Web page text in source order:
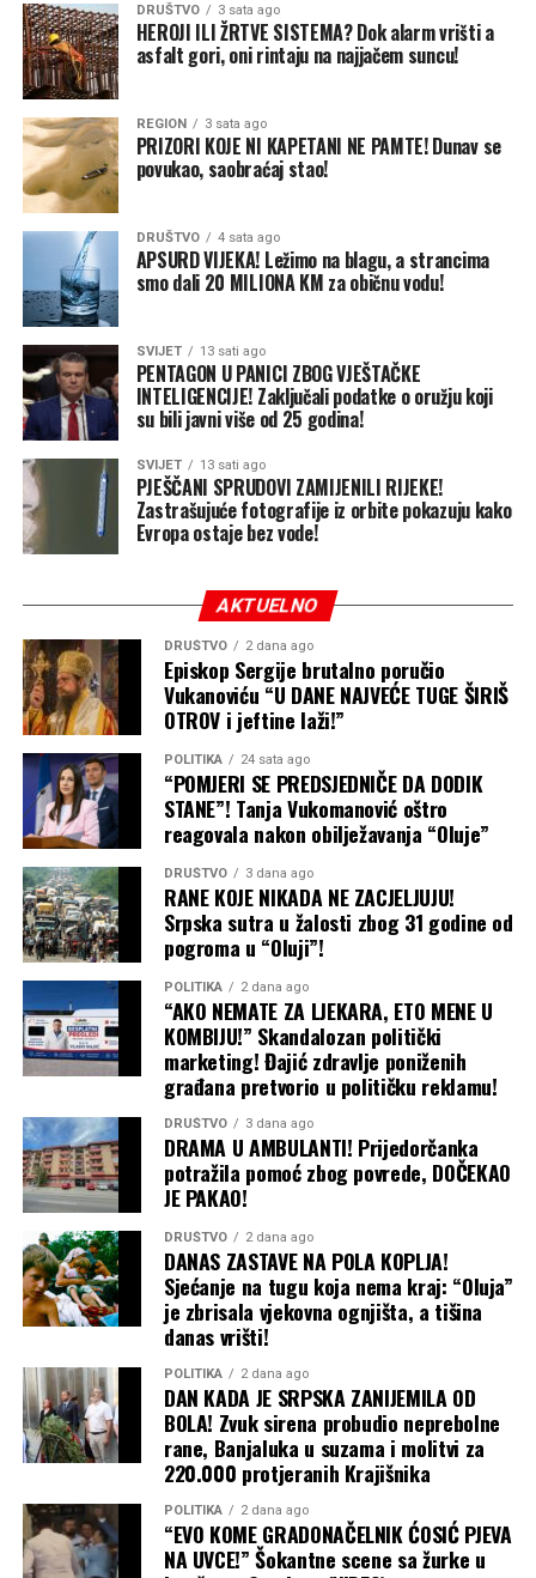
Ujedno se zahvalio Turkiju Alalšiku, glavnom čovjeku
ovog turnira, na pozivu da i ove godine bude dio
egzibicije.
Proteklih godina teniseri su samo za učešće dobijali1,5
miliona dolara
, dok je nagrada za pobjednika iznosila
čakšest miliona dolara..
Siner ga oba puta zaustavio u
polufinalu
Đoković je prethodne dvije godine gubio u polufinalima
ove egzibicije, a oba puta bolji je bio Janik Siner.,
prenosiNova.rs
Ipak, 2024. godine savladao je Rafaela Nadala u meču za
treće mjesto, dok je prošle godine predao duel za bronzu
Tejloru Fricu.
Zanimljivo je da se Karlos Alkaraz još nije u potpunosti
oporavio od povrede ručnog zgloba, ali je njegovo učešće
na turniru u Saudijskoj Arabiji ipak potvrđeno. Na
glavnom promotivnom posteru upravo su Alkaraz i
Đoković u prvom planu.
DRUŠTVO 3 sata ago
HEROJI ILI ŽRTVE SISTEMA? Dok alarm vrišti a
asfalt gori, oni rintaju na najjačem suncu!
REGION 3 sata ago
PRIZORI KOJE NI KAPETANI NE PAMTE! Dunav se
povukao, saobraćaj stao!
DRUŠTVO 4 sata ago
APSURD VIJEKA! Ležimo na blagu, a strancima
smo dali 20 MILIONA KM za običnu vodu!
SVIJET 13 sati ago
PENTAGON U PANICI ZBOG VJEŠTAČKE
INTELIGENCIJE! Zaključali podatke o oružju koji
su bili javni više od 25 godina!
SVIJET 13 sati ago
PJEŠČANI SPRUDOVI ZAMIJENILI RIJEKE!
Zastrašujuće fotografije iz orbite pokazuju kako
Evropa ostaje bez vode!
AKTUELNO
DRUŠTVO 2 dana ago
Episkop Sergije brutalno poručio
Vukanoviću “U DANE NAJVEĆE TUGE ŠIRIŠ
OTROV i jeftine laži!”
POLITIKA 24 sata ago
“POMJERI SE PREDSJEDNIČE DA DODIK
STANE”! Tanja Vukomanović oštro
reagovala nakon obilježavanja “Oluje”
DRUŠTVO 3 dana ago
RANE KOJE NIKADA NE ZACJELJUJU!
Srpska sutra u žalosti zbog 31 godine od
pogroma u “Oluji”!
POLITIKA 2 dana ago
“AKO NEMATE ZA LJEKARA, ETO MENE U
KOMBIJU!” Skandalozan politički
marketing! Đajić zdravlje poniženih
građana pretvorio u političku reklamu!
DRUŠTVO 3 dana ago
DRAMA U AMBULANTI! Prijedorčanka
potražila pomoć zbog povrede, DOČEKAO
JE PAKAO!
DRUŠTVO 2 dana ago
DANAS ZASTAVE NA POLA KOPLJA!
Sjećanje na tugu koja nema kraj: “Oluja”
je zbrisala vjekovna ognjišta, a tišina
danas vrišti!
POLITIKA 2 dana ago
DAN KADA JE SRPSKA ZANIJEMILA OD
BOLA! Zvuk sirena probudio neprebolne
rane, Banjaluka u suzama i molitvi za
220.000 protjeranih Krajišnika
POLITIKA 2 dana ago
“EVO KOME GRADONAČELNIK ĆOSIĆ PJEVA
NA UVCE!” Šokantne scene sa žurke u